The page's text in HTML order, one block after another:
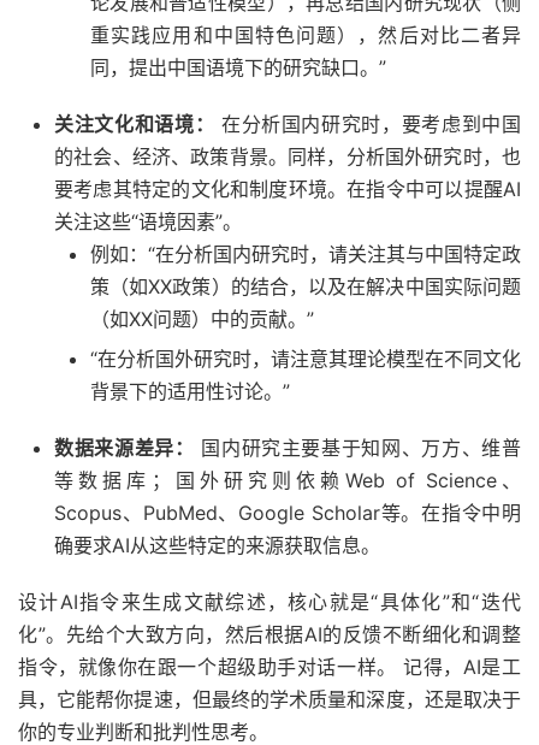
重实践应用和中国特色问题），然后对比二者异
同，提出中国语境下的研究缺口。”
关注文化和语境：
在分析国内研究时，要考虑到中国
的社会、经济、政策背景。同样，分析国外研究时，也
要考虑其特定的文化和制度环境。在指令中可以提醒AI
关注这些“语境因素”。
例如：“在分析国内研究时，请关注其与中国特定政
策（如XX政策）的结合，以及在解决中国实际问题
（如XX问题）中的贡献。”
“在分析国外研究时，请注意其理论模型在不同文化
背景下的适用性讨论。”
数据来源差异：
国内研究主要基于知网、万方、维普
等数据库；国外研究则依赖Web of Science、
Scopus、PubMed、Google Scholar等。在指令中明
确要求AI从这些特定的来源获取信息。
设计AI指令来生成文献综述，核心就是“具体化”和“迭代
化”。先给个大致方向，然后根据AI的反馈不断细化和调整
指令，就像你在跟一个超级助手对话一样。 记得，AI是工
具，它能帮你提速，但最终的学术质量和深度，还是取决于
你的专业判断和批判性思考。